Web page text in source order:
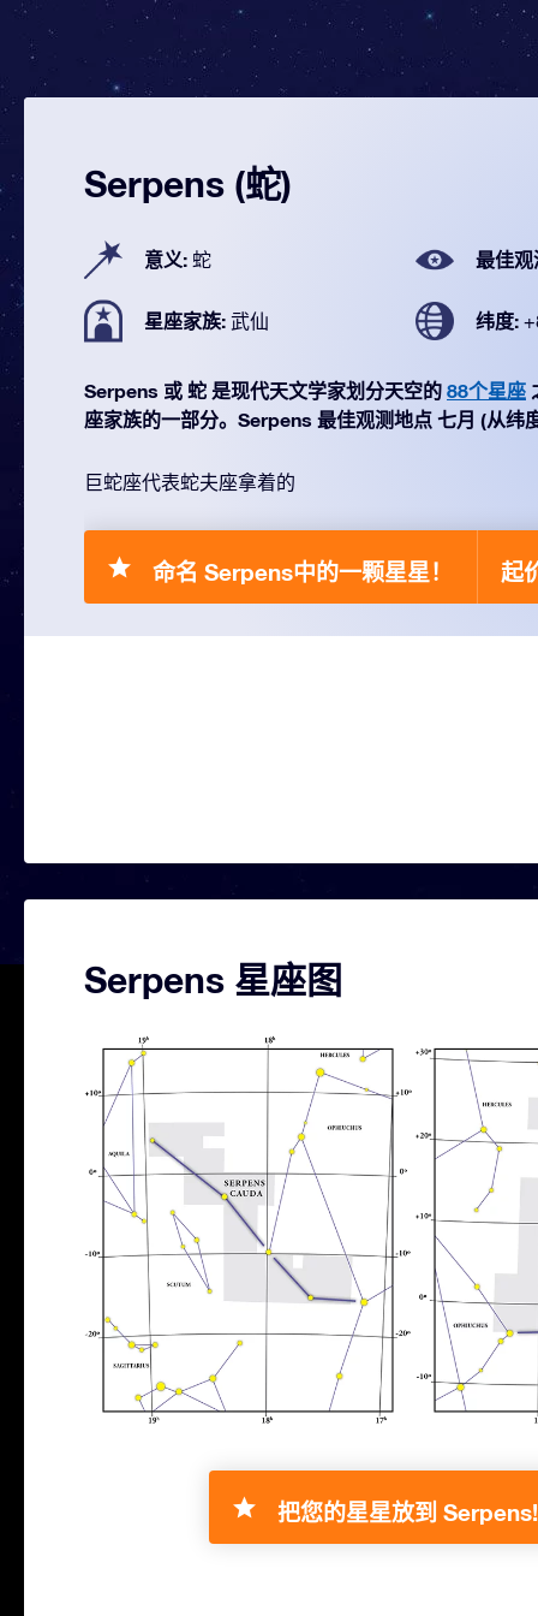
Serpens (蛇)
意义: 蛇 最佳观
星座家族: 武仙 纬度:
Serpens 或 蛇 是现代天文学家划分天空的 88个星座
座家族的一部分。Serpens 最佳观测地点 七月 (从纬
巨蛇座代表蛇夫座拿着的
命名 Serpens中的一颗星星！ 起
Serpens 星座图
把您的星星放到 Serpens!